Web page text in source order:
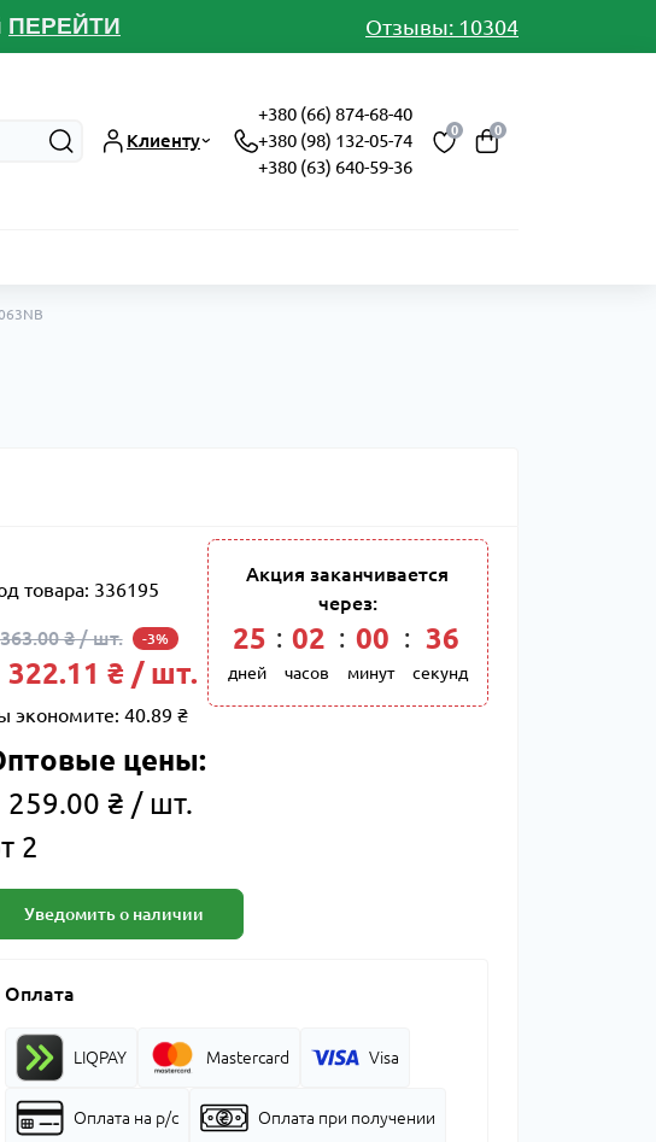
ПЕРЕЙТИ Отзывы: 10304
Клиенту
+380 (66) 874-68-40
+380 (98) 132-05-74
+380 (63) 640-59-36
0 0
товара: 336195
₴ / шт. -3%
322.11 ₴ / шт.
экономите: 40.89 ₴
цены:
259.00 ₴ / шт.
2
Акция заканчивается
через:
25
дней
02
часов
00
минут
36
секунд
Уведомить о наличии
Оплата
LIQPAY Mastercard Visa
Оплата на р/с Оплата при получении